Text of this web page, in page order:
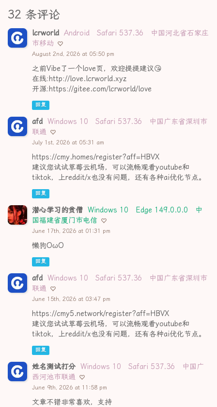
32 条评论
lcrworld Android Safari 537.36
中国河北省石家庄
市移动
August 2nd, 2026 at 05:50 pm
之前Vibe了一个love页，欢迎提提建议😘
在线:http://love.lcrworld.xyz
开源:https://gitee.com/lcrworld/love
回复
afd Windows 10 Safari 537.36
中国广东省深圳市
联通
July 1st, 2026 at 05:31 am
https://cmy.homes/register?aff=HBVX
建议您试试草莓云机场，可以流畅观看youtube和
tiktok，上reddit/x也没有问题，还有各种ai优化节点。
回复
潜心学习的贫僧 Windows 10 Edge 149.0.0.0
中
国福建省厦门市电信
June 17th, 2026 at 01:31 pm
懒狗OωO
回复
afd Windows 10 Safari 537.36
中国广东省深圳市
联通
June 15th, 2026 at 03:47 pm
https://cmy5.network/register?aff=HBVX
建议您试试草莓云机场，可以流畅观看youtube和
tiktok，上reddit/x也没有问题，还有各种ai优化节点。
回复
姓名测试打分 Windows 10 Safari 537.36
中国广
西河池市联通
June 9th, 2026 at 11:58 pm
文章不错非常喜欢，支持